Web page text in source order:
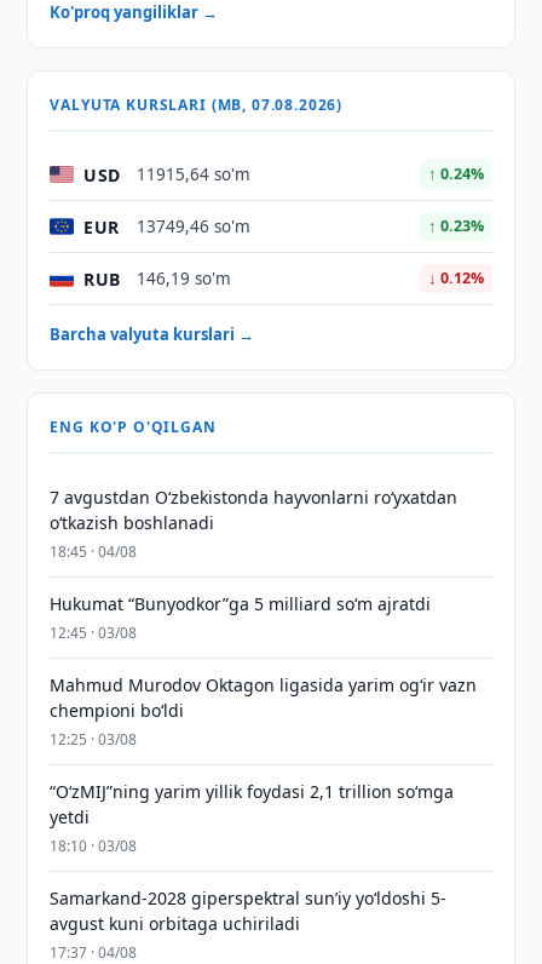
Ko'proq yangiliklar →
VALYUTA KURSLARI (MB, 07.08.2026)
USD 11915,64 so'm ↑ 0.24%
EUR 13749,46 so'm ↑ 0.23%
RUB 146,19 so'm ↓ 0.12%
Barcha valyuta kurslari →
ENG KO'P O'QILGAN
7 avgustdan O‘zbekistonda hayvonlarni ro‘yxatdan
o‘tkazish boshlanadi
18:45 · 04/08
Hukumat “Bunyodkor”ga 5 milliard so‘m ajratdi
12:45 · 03/08
Mahmud Murodov Oktagon ligasida yarim og‘ir vazn
chempioni bo‘ldi
12:25 · 03/08
“O‘zMIJ”ning yarim yillik foydasi 2,1 trillion so‘mga
yetdi
18:10 · 03/08
Samarkand-2028 giperspektral sun’iy yo‘ldoshi 5-
avgust kuni orbitaga uchiriladi
17:37 · 04/08